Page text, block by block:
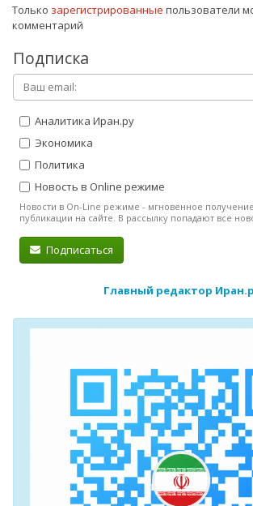
Только зарегистрированные пользователи
комментарий
Подписка
Аналитика Иран.ру
Экономика
Политика
Новость в Online режиме
Новости в On-Line режиме - мгновенное
публикации на сайте. В рассылку попадают все
Подписаться
Главный редактор